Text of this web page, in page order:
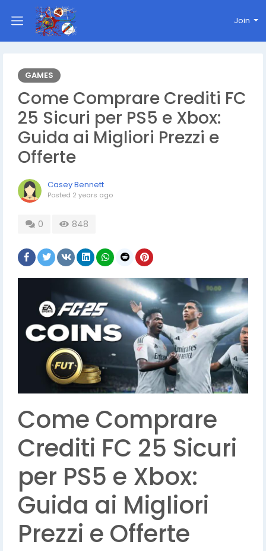
Join
GAMES
Come Comprare Crediti FC
25 Sicuri per PS5 e Xbox:
Guida ai Migliori Prezzi e
Offerte
Casey Bennett
Posted 2 years ago
0 848
Come Comprare
Crediti FC 25 Sicuri
per PS5 e Xbox:
Guida ai Migliori
Prezzi e Offerte